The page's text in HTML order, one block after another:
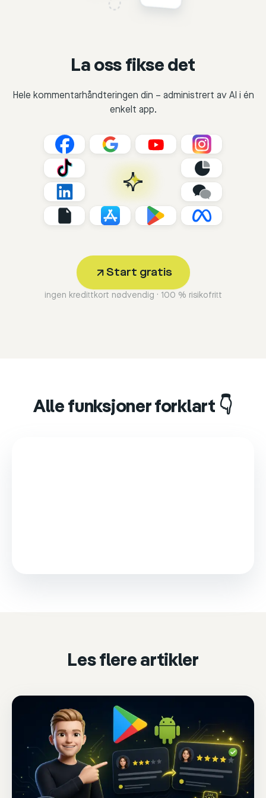
La oss fikse det
Hele kommentarhåndteringen din – administrert av AI i én
enkelt app.
Start gratis
ingen kredittkort nødvendig · 100 % risikofritt
Alle funksjoner forklart 👇
Les flere artikler